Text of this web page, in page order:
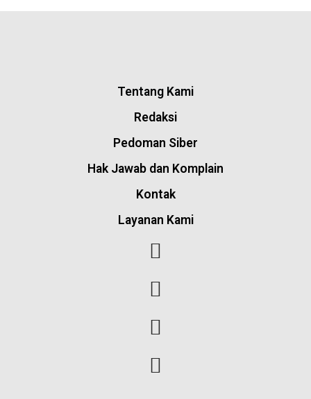
Tentang Kami
Redaksi
Pedoman Siber
Hak Jawab dan Komplain
Kontak
Layanan Kami